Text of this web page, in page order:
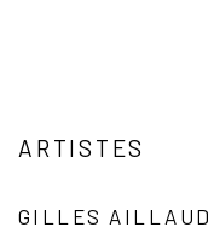
ARTISTES
GILLES AILLAUD